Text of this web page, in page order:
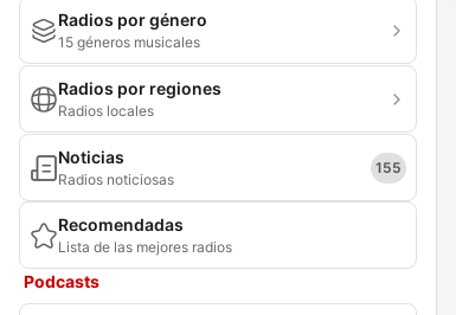
Radios por género
15 géneros musicales
Radios por regiones
Radios locales
Noticias
Radios noticiosas
155
Recomendadas
Lista de las mejores radios
Podcasts